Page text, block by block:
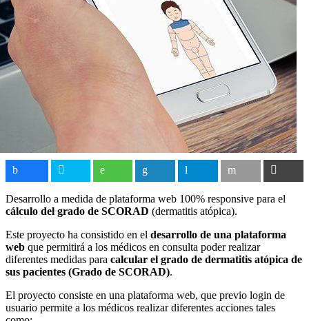
Desarrollo a medida de plataforma web 100% responsive para el
cálculo del grado de SCORAD (dermatitis atópica).
Este proyecto ha consistido en el desarrollo de una plataforma
web que permitirá a los médicos en consulta poder realizar
diferentes medidas para calcular el grado de dermatitis atópica de
sus pacientes (Grado de SCORAD).
El proyecto consiste en una plataforma web, que previo login de
usuario permite a los médicos realizar diferentes acciones tales